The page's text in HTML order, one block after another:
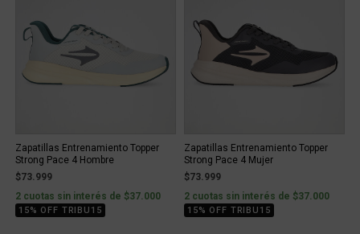
Zapatillas Entrenamiento Topper
Strong Pace 4 Hombre
$73.999
2 cuotas sin interés de $37.000
15% OFF TRIBU15
Zapatillas Entrenamiento Topper
Strong Pace 4 Mujer
$73.999
2 cuotas sin interés de $37.000
15% OFF TRIBU15